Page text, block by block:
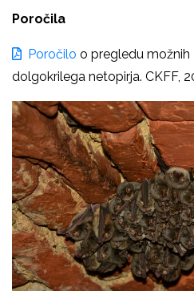
Poročila
Poročilo o pregledu možnih
dolgokrilega netopirja. CKFF,